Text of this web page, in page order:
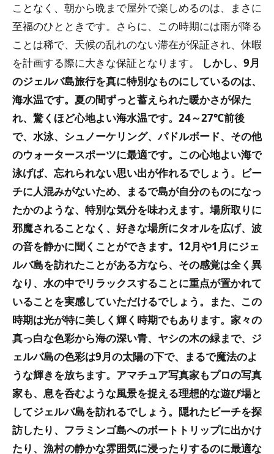
ことなく、朝から晩まで屋外で楽しめるのは、まさに
至福のひとときです。さらに、この時期には雨が降る
ことは稀で、天候の乱れのない滞在が保証され、休暇
を計画する際に大きな保証となります。
しかし、9月
のジェルバ島旅行を真に特別なものにしているのは、
海水温です。夏の間ずっと蓄えられた暖かさが保た
れ、驚くほど心地よい海水温です。24～27℃前後
で、水泳、シュノーケリング、パドルボード、その他
のウォータースポーツに最適です。この心地よい海で
泳げば、忘れられない思い出が作れるでしょう。ビー
チに人混みがないため、まるで島が自分のものになっ
たかのような、特別な気分を味わえます。場所取りに
邪魔されることなく、好きな場所にタオルを広げ、波
の音を静かに聞くことができます。12月や1月にジェ
ルバ島を訪れたことがある方なら、その感覚は全く異
なり、水の中でリラックスすることに重点が置かれて
いることを実感していただけるでしょう。また、この
時期は光が特に美しく輝く時期でもあります。家々の
真っ白な色彩から海の深い青、ヤシの木の緑まで、ジ
ェルバ島の色彩は9月の太陽の下で、まるで魔法のよ
うな輝きを放ちます。アマチュア写真家もプロの写真
家も、息を呑むような風景を捉える理想的な遊び場と
してジェルバ島を訪れるでしょう。隠れたビーチを探
訪したり、フラミンゴ島へのボートトリップに出かけ
たり、漁村の静かな雰囲気に浸ったりするのに最適な